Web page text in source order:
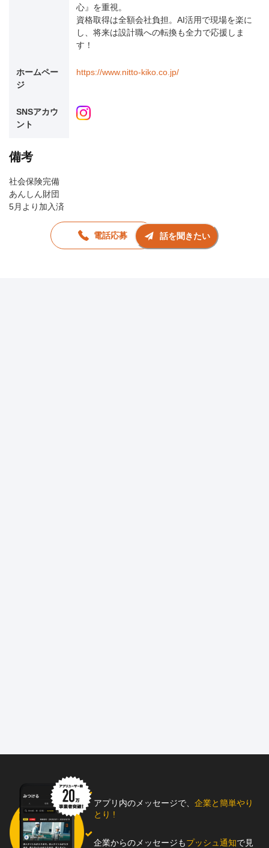
心』を重視。
資格取得は全額会社負担。AI活用で現場を楽に
し、将来は設計職への転換も全力で応援しま
す！
ホームペー
ジ
https://www.nitto-kiko.co.jp/
SNSアカウ
ント
備考
社会保険完備
あんしん財団
5月より加入済
電話応募 話を聞きたい
アプリ内のメッセージで、 企業と簡単やり
とり !
企業からのメッセージもプッシュ通知で見